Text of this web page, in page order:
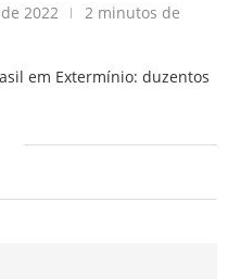
2022
2 minutos de
em Extermínio: duzentos